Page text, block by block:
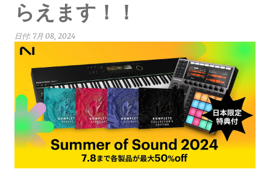
らえます！！
日付: 7月 08, 2024